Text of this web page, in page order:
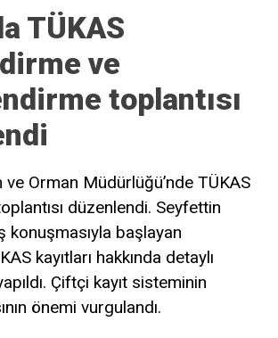
TÜKAS
ve
toplantısı
ve Orman Müdürlüğü’nde TÜKAS
düzenlendi. Seyfettin
konuşmasıyla başlayan
kayıtları hakkında detaylı
Çiftçi kayıt sisteminin
önemi vurgulandı.